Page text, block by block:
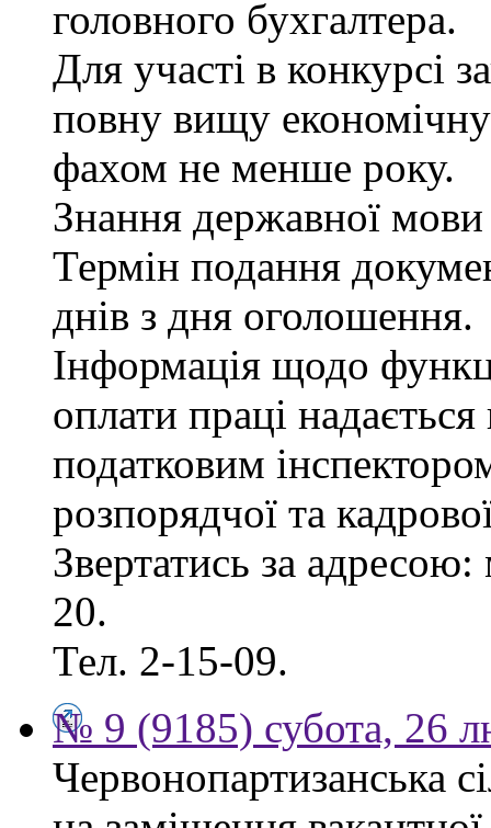
головного бухгалтера.
Для участі в конкурсі
повну вищу економічну
фахом не менше року.
Знання державної
Термін подання
днів з дня оголошення.
Інформація щодо
оплати праці
податковим
розпорядчої та
Звертатись за
20.
Тел. 2-15-09.
№ 9 (9185) субота, 26
Червонопартизанська